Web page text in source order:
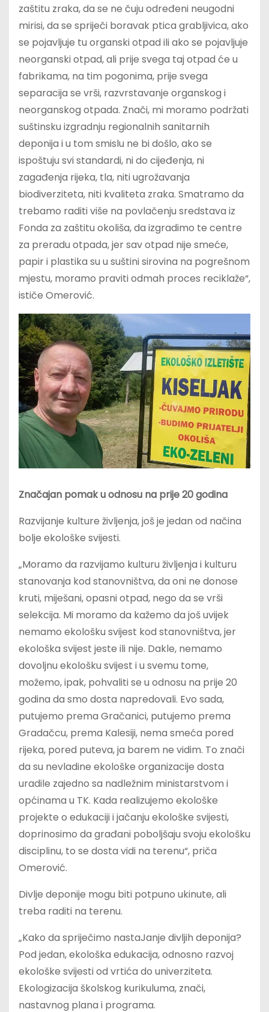
zaštitu zraka, da se ne čuju određeni neugodni
mirisi, da se spriječi boravak ptica grabljivica, ako
se pojavljuje tu organski otpad ili ako se pojavljuje
neorganski otpad, ali prije svega taj otpad će u
fabrikama, na tim pogonima, prije svega
separacija se vrši, razvrstavanje organskog i
neorganskog otpada. Znači, mi moramo podržati
suštinsku izgradnju regionalnih sanitarnih
deponija i u tom smislu ne bi došlo, ako se
ispoštuju svi standardi, ni do cijeđenja, ni
zagađenja rijeka, tla, niti ugrožavanja
biodiverziteta, niti kvaliteta zraka. Smatramo da
trebamo raditi više na povlačenju sredstava iz
Fonda za zaštitu okoliša, da izgradimo te centre
za preradu otpada, jer sav otpad nije smeće,
papir i plastika su u suštini sirovina na pogrešnom
mjestu, moramo praviti odmah proces reciklaže“,
ističe Omerović.
Značajan pomak u odnosu na prije 20 godina
Razvijanje kulture življenja, još je jedan od načina
bolje ekološke svijesti.
„Moramo da razvijamo kulturu življenja i kulturu
stanovanja kod stanovništva, da oni ne donose
kruti, miješani, opasni otpad, nego da se vrši
selekcija. Mi moramo da kažemo da još uvijek
nemamo ekološku svijest kod stanovništva, jer
ekološka svijest jeste ili nije. Dakle, nemamo
dovoljnu ekološku svijest i u svemu tome,
možemo, ipak, pohvaliti se u odnosu na prije 20
godina da smo dosta napredovali. Evo sada,
putujemo prema Gračanici, putujemo prema
Gradačcu, prema Kalesiji, nema smeća pored
rijeka, pored puteva, ja barem ne vidim. To znači
da su nevladine ekološke organizacije dosta
uradile zajedno sa nadležnim ministarstvom i
općinama u TK. Kada realizujemo ekološke
projekte o edukaciji i jačanju ekološke svijesti,
doprinosimo da građani poboljšaju svoju ekološku
disciplinu, to se dosta vidi na terenu“, priča
Omerović.
Divlje deponije mogu biti potpuno ukinute, ali
treba raditi na terenu.
„Kako da spriječimo nastaJanje divljih deponija?
Pod jedan, ekološka edukacija, odnosno razvoj
ekološke svijesti od vrtića do univerziteta.
Ekologizacija školskog kurikuluma, znači,
nastavnog plana i programa.